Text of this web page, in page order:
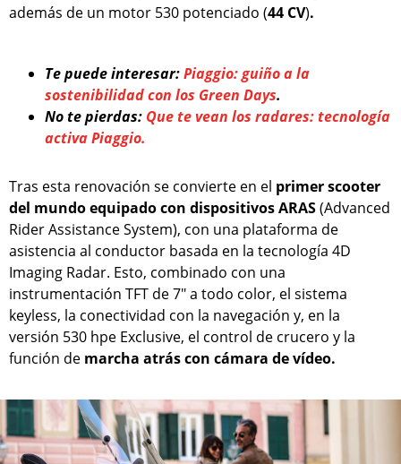
además de un motor 530 potenciado (44 CV).
Te puede interesar:Piaggio: guiño a la
sostenibilidad con los Green Days.
No te pierdas: Que te vean los radares: tecnología
activa Piaggio.
Tras esta renovación se convierte en el primer scooter
del mundo equipado con dispositivos ARAS(Advanced
Rider Assistance System), con una plataforma de
asistencia al conductor basada en la tecnología 4D
Imaging Radar. Esto, combinado con una
instrumentación TFT de 7" a todo color, el sistema
keyless, la conectividad con la navegación y, en la
versión 530 hpe Exclusive, el control de crucero y la
función de marcha atrás con cámara de vídeo.